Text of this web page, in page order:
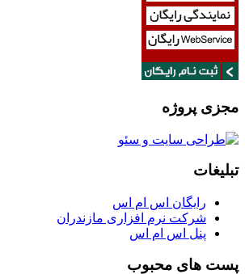
مجزی پروژه
تبلیغات
رایگان اس ام اس
شرکت نرم افزاری مازندران
پنل اس ام اس
پست های محبوب